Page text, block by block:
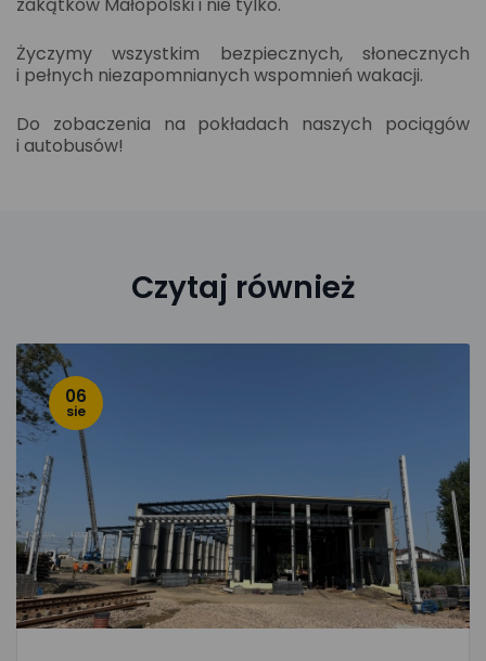
Życzymy wszystkim bezpiecznych, słonecznych
i pełnych niezapomnianych wspomnień wakacji.
Do zobaczenia na pokładach naszych pociągów
i autobusów!
Czytaj również
06
sie